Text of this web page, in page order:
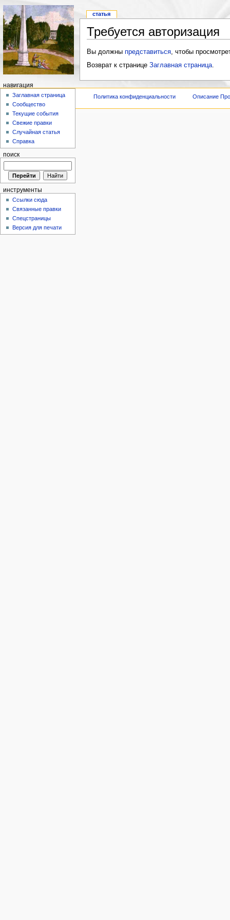
Требуется авторизация
Вы должны представиться, чтобы
Возврат к странице Заглавная страница.
статья
навигация
Заглавная страница
Сообщество
Текущие события
Свежие правки
Случайная статья
Справка
поиск
инструменты
Ссылки сюда
Связанные правки
Спецстраницы
Версия для печати
Политика конфиденциальности Описание